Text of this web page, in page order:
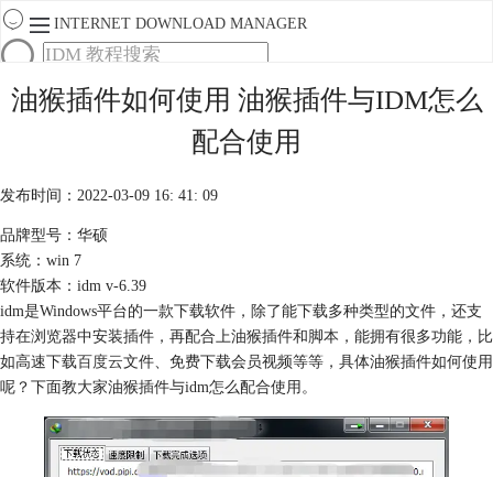
INTERNET DOWNLOAD MANAGER
首页
产品
购买
油猴插件如何使用 油猴插件与IDM怎么
配合使用
发布时间：2022-03-09 16: 41: 09
品牌型号：华硕
系统：win 7
软件版本：idm v-6.39
idm是Windows平台的一款下载软件，除了能下载多种类型的文件，还支
持在浏览器中安装插件，再配合上油猴插件和脚本，能拥有很多功能，比
如高速下载百度云文件、免费下载会员视频等等，具体油猴插件如何使用
呢？下面教大家油猴插件与idm怎么配合使用。